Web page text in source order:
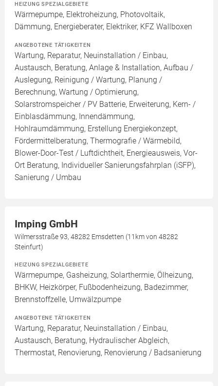
HEIZUNG SPEZIALGEBIETE
Wärmepumpe, Elektroheizung, Photovoltaik,
Dämmung, Energieberater, Elektriker, KFZ Wallboxen
ANGEBOTENE TÄTIGKEITEN
Wartung, Reparatur, Neuinstallation / Einbau,
Austausch, Beratung, Anlage & Installation, Aufbau /
Auslegung, Reinigung / Wartung, Planung /
Berechnung, Wartung / Optimierung,
Solarstromspeicher / PV Batterie, Erweiterung, Kern- /
Einblasdämmung, Innendämmung,
Hohlraumdämmung, Erstellung Energiekonzept,
Fördermittelberatung, Thermografie / Wärmebild,
Blower-Door-Test / Luftdichtheit, Energieausweis, Vor-
Ort Beratung, Individueller Sanierungsfahrplan (iSFP),
Sanierung / Umbau
Imping GmbH
Wilmersstraße 93, 48282 Emsdetten (11km von 48282
Steinfurt)
HEIZUNG SPEZIALGEBIETE
Wärmepumpe, Gasheizung, Solarthermie, Ölheizung,
BHKW, Heizkörper, Fußbodenheizung, Badezimmer,
Brennstoffzelle, Umwälzpumpe
ANGEBOTENE TÄTIGKEITEN
Wartung, Reparatur, Neuinstallation / Einbau,
Austausch, Beratung, Hydraulischer Abgleich,
Thermostat, Renovierung, Renovierung / Badsanierung